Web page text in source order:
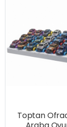
Toptan